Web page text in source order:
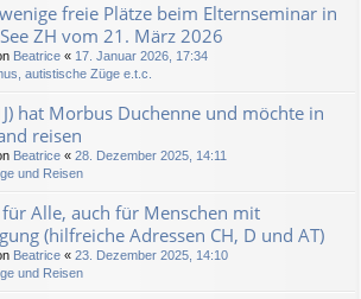
freie Plätze beim Elternseminar in
ZH vom 21. März 2026
Beatrice « 17. Januar 2026, 17:34
autistische Züge e.t.c.
hat Morbus Duchenne und möchte in
reisen
Beatrice « 28. Dezember 2025, 14:11
und Reisen
Alle, auch für Menschen mit
(hilfreiche Adressen CH, D und AT)
Beatrice « 23. Dezember 2025, 14:10
und Reisen